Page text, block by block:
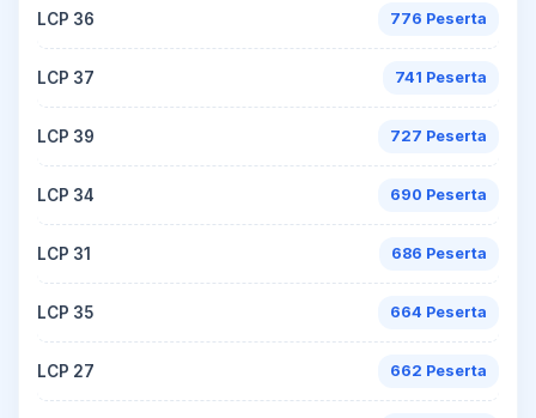
LCP 36 776 Peserta
LCP 37 741 Peserta
LCP 39 727 Peserta
LCP 34 690 Peserta
LCP 31 686 Peserta
LCP 35 664 Peserta
LCP 27 662 Peserta